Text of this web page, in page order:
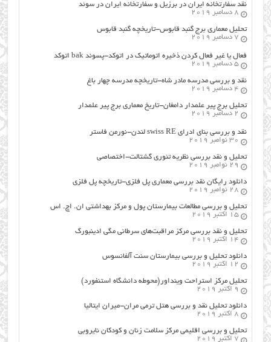
نقد سفارتخانه ایران در برزیل و سفارتخانه ایران در سوئد
8 دسامبر 2019
تحلیل معماری برج گنبد قابوس-تاریخچه گنبد قابوس
7 دسامبر 2019
فعال یا غیر فعال کردن ذخیره اتوماتیک در اتوکد-پسوند bak اتوکد
5 دسامبر 2019
نقد و بررسی مدرسه مادر شاه-تاریخچه مدرسه چهار باغ
4 دسامبر 2019
تحلیل برج پیر علمدار دامغان-تاریخ معماری برج پیر علمدار
2 دسامبر 2019
نقد و بررسی بنای ادرای swiss RE لندن-نورمن فاستر
30 نوامبر 2019
تحلیل و نقد بررسی نظریه تئوری گشتالت-اختصاصی
29 نوامبر 2019
دانلود رایگان نقد بررسی معماری پل فلزی-تاریخچه پل فلزی
28 نوامبر 2019
تحلیل و بررسی مطالعات بیمارستان پول و مرکز بهداشتی ان. اچ. اس
15 اکتبر 2019
تحلیل و نقد بررسی مرکز مراقبت‌های سرطانی مگی ادینبورگ
14 اکتبر 2019
دانلود تحلیل و بررسی بیمارستان سنت آلفانسوس
12 اکتبر 2019
تحلیل مرکز استراحت وینداور(محوطه دانشگاه استنفورد)
9 اکتبر 2019
دانلود تحلیل نقد و بررسی هتل ترمی مران-میران ایتالیا
8 اکتبر 2019
تحلیل و بررسی اقلیمی مرکز سلامت زنان و کودکان نایروبی
7 اکتبر 2019